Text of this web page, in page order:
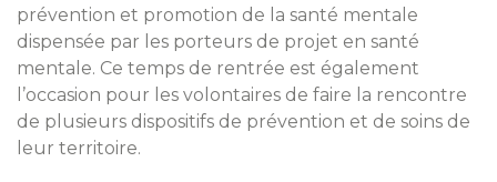
prévention et promotion de la santé mentale
dispensée par les porteurs de projet en santé
mentale. Ce temps de rentrée est également
l’occasion pour les volontaires de faire la rencontre
de plusieurs dispositifs de prévention et de soins de
leur territoire.
Le 3114, c'est le numéro national de prévention
du suicide.
Des professionnels vous répondent
gratuitement 24h/24 et 7j/7, anonyme.